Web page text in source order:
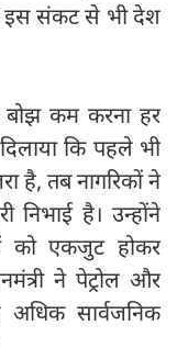
इस संकट से भी देश
कम करना हर
कि पहले भी
है, तब नागरिकों ने
निभाई है। उन्होंने
को एकजुट होकर
ने पेट्रोल और
सार्वजनिक